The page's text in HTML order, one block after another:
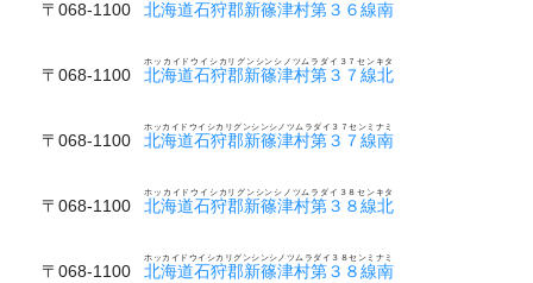
〒068-1100 北海道石狩郡新篠津村第３６線南
〒068-1100 北海道石狩郡新篠津村第３７線北
ホッカイドウイシカリグンシンシノツムラダイ３７センキタ
〒068-1100 北海道石狩郡新篠津村第３７線南
ホッカイドウイシカリグンシンシノツムラダイ３７センミナミ
〒068-1100 北海道石狩郡新篠津村第３８線北
ホッカイドウイシカリグンシンシノツムラダイ３８センキタ
〒068-1100 北海道石狩郡新篠津村第３８線南
ホッカイドウイシカリグンシンシノツムラダイ３８センミナミ